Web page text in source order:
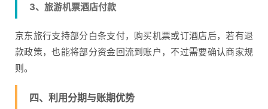
3、旅游机票酒店付款
京东旅行支持部分白条支付，购买机票或订酒店后，若有退
款政策，也能将部分资金回流到账户，不过需要确认商家规
则。
四、利用分期与账期优势